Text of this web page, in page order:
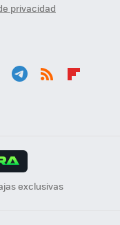
privacidad
exclusivas